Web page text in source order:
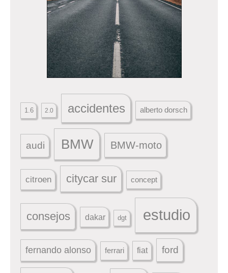
1.6 2.0 accidentes alberto dorsch
audi BMW BMW-moto
citroen citycar sur concept
consejos dakar dgt estudio
fernando alonso ferrari fiat ford